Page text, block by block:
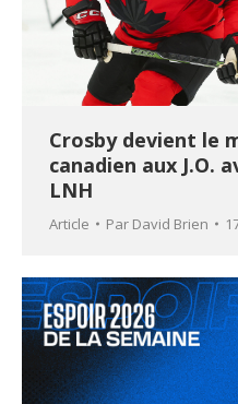
Crosby devient le
canadien aux J.O.
LNH
Article Par David Brien